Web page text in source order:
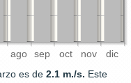
ago sep oct nov dic
es de 2.1 m./s. Este